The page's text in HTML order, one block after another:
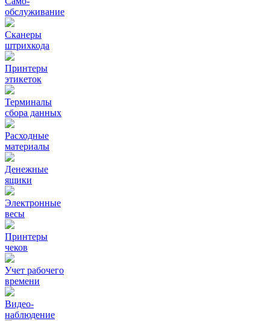
обслуживание
Сканеры
штрихкода
Принтеры
этикеток
Терминалы
сбора данных
Расходные
материалы
Денежные
ящики
Электронные
весы
Принтеры
чеков
Учет рабочего
времени
Видео‑
наблюдение